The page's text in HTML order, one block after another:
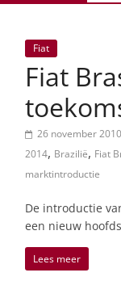
Italiaans
autonieuws
lifestyle
Fiat
Fiat
26 november 2010
2014, Brazilië, Fiat
marktintroductie
De introductie
een nieuw
Lees meer